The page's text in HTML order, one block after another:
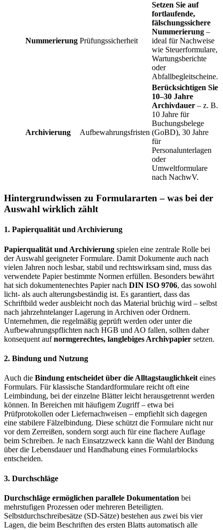
Nummerierung Prüfungssicherheit
Setzen Sie auf
fortlaufende,
fälschungssichere
Nummerierung –
ideal für Nachweise
wie Steuerformulare,
Wartungsberichte
oder
Abfallbegleitscheine.
Archivierung Aufbewahrungsfristen
Berücksichtigen Sie
10–30 Jahre
Archivdauer – z. B.
10 Jahre für
Buchungsbelege
(GoBD), 30 Jahre
für
Personalunterlagen
oder
Umweltformulare
nach NachwV.
Hintergrundwissen zu Formulararten – was bei der
Auswahl wirklich zählt
1. Papierqualität und Archivierung
Papierqualität und Archivierung spielen eine zentrale Rolle bei
der Auswahl geeigneter Formulare. Damit Dokumente auch nach
vielen Jahren noch lesbar, stabil und rechtswirksam sind, muss das
verwendete Papier bestimmte Normen erfüllen. Besonders bewährt
hat sich dokumentenechtes Papier nach DIN ISO 9706, das sowohl
licht- als auch alterungsbeständig ist. Es garantiert, dass das
Schriftbild weder ausbleicht noch das Material brüchig wird – selbst
nach jahrzehntelanger Lagerung in Archiven oder Ordnern.
Unternehmen, die regelmäßig geprüft werden oder unter die
Aufbewahrungspflichten nach HGB und AO fallen, sollten daher
konsequent aufnormgerechtes, langlebiges Archivpapier setzen.
2. Bindung und Nutzung
Auch die Bindung entscheidet über die Alltagstauglichkeit eines
Formulars. Für klassische Standardformulare reicht oft eine
Leimbindung, bei der einzelne Blätter leicht herausgetrennt werden
können. In Bereichen mit häufigem Zugriff – etwa bei
Prüfprotokollen oder Liefernachweisen – empfiehlt sich dagegen
eine stabilere Fälzelbindung. Diese schützt die Formulare nicht nur
vor dem Zerreißen, sondern sorgt auch für eine flachere Auflage
beim Schreiben. Je nach Einsatzzweck kann die Wahl der Bindung
über die Lebensdauer und Handhabung eines Formularblocks
entscheiden.
3. Durchschläge
Durchschläge ermöglichen parallele Dokumentation bei
mehrstufigen Prozessen oder mehreren Beteiligten.
Selbstdurchschreibesätze (SD-Sätze) bestehen aus zwei bis vier
Lagen, die beim Beschriften des ersten Blatts automatisch alle